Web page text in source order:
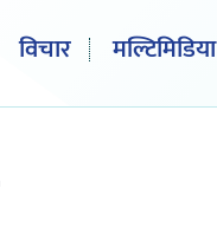
विचार मल्टिमिडिया